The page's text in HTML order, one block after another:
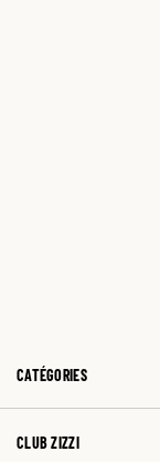
CATÉGORIES
CLUB ZIZZI